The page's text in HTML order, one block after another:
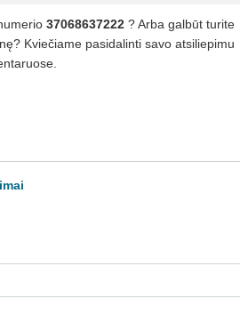
37068637222 ? Arba galbūt turite
Kviečiame pasidalinti savo atsiliepimu